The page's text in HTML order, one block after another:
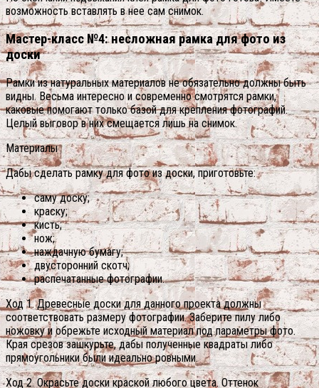
возможность вставлять в нее сам снимок.
Мастер-класс №4: несложная рамка для фото из
доски
Рамки из натуральных материалов не обязательно должны быть
видны. Весьма интересно и современно смотрятся рамки,
каковые помогают только базой для крепления фотографий.
Целый выговор в них смещается лишь на снимок.
Материалы
Дабы сделать рамку для фото из доски, приготовьте:
саму доску;
краску;
кисть;
нож;
наждачную бумагу;
двусторонний скотч;
распечатанные фотографии.
Ход 1. Древесные доски для данного проекта должны
соответствовать размеру фотографии. Заберите пилу либо
ножовку и обрежьте исходный материал под параметры фото.
Края срезов зашкурьте, дабы полученные квадраты либо
прямоугольники были идеально ровными.
Ход 2. Окрасьте доски краской любого цвета. Оттенок